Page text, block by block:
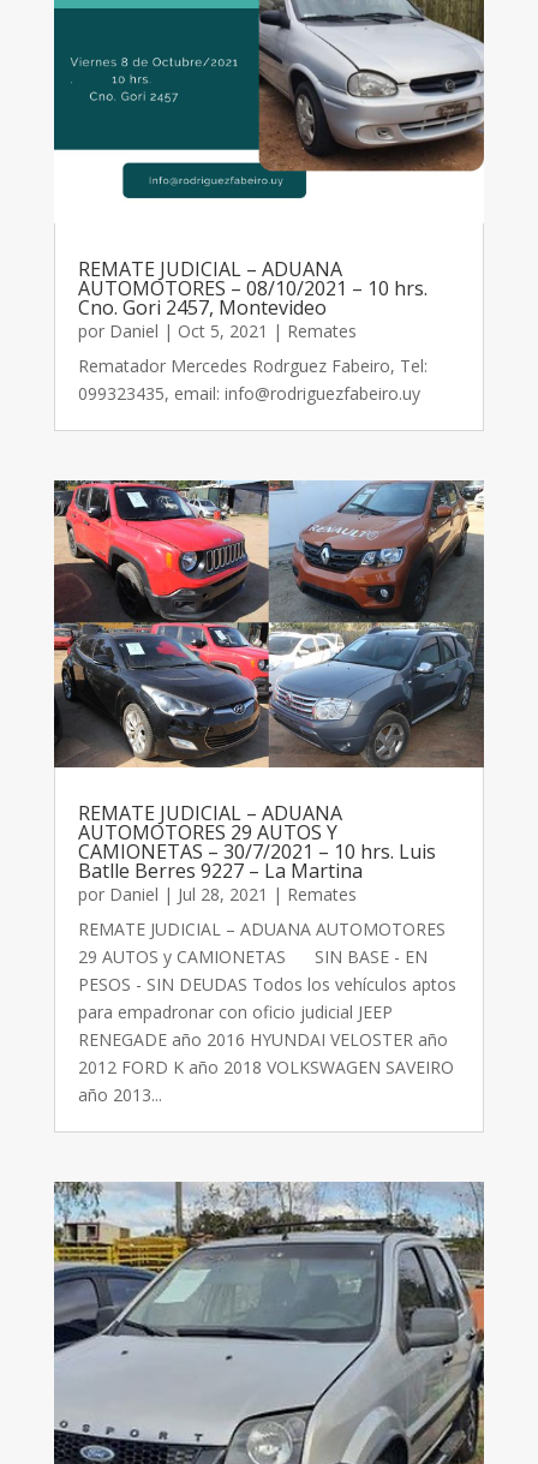
REMATE JUDICIAL – ADUANA
AUTOMOTORES – 08/10/2021 – 10 hrs.
Cno. Gori 2457, Montevideo
por Daniel | Oct 5, 2021 | Remates
Rematador Mercedes Rodrguez Fabeiro, Tel:
099323435, email: info@rodriguezfabeiro.uy
REMATE JUDICIAL – ADUANA
AUTOMOTORES 29 AUTOS Y
CAMIONETAS – 30/7/2021 – 10 hrs. Luis
Batlle Berres 9227 – La Martina
por Daniel | Jul 28, 2021 | Remates
REMATE JUDICIAL – ADUANA AUTOMOTORES
29 AUTOS y CAMIONETAS SIN BASE - EN
PESOS - SIN DEUDAS Todos los vehículos aptos
para empadronar con oficio judicial JEEP
RENEGADE año 2016 HYUNDAI VELOSTER año
2012 FORD K año 2018 VOLKSWAGEN SAVEIRO
año 2013...